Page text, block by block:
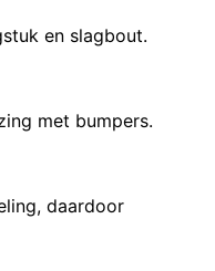
en slagbout.
met bumpers.
daardoor